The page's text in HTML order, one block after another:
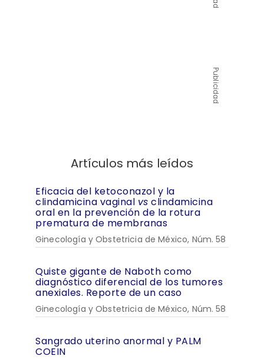
Publicidad
Artículos más leídos
Eficacia del ketoconazol y la
clindamicina vaginal vs clindamicina
oral en la prevención de la rotura
prematura de membranas
Ginecología y Obstetricia de México, Núm. 58
Quiste gigante de Naboth como
diagnóstico diferencial de los tumores
anexiales. Reporte de un caso
Ginecología y Obstetricia de México, Núm. 58
Sangrado uterino anormal y PALM
COEIN